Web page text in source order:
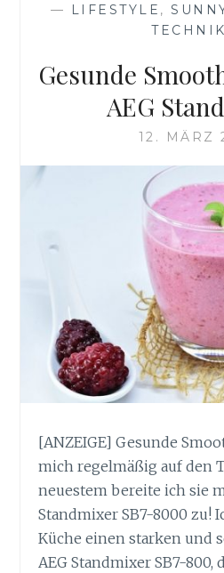
— LIFESTYLE ,
TECHNIK
Gesunde
AEG
12. MÄRZ
[ANZEIGE] Gesunde
mich regelmäßig auf den
neuestem bereite ich sie
Standmixer SB7-8000 zu!
Küche einen starken und
AEG Standmixer SB7-800,